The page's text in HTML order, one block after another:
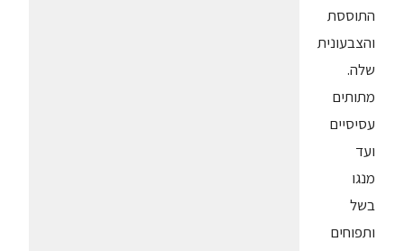
התוססת
והצבעונית
שלה.
מתותים
עסיסיים
ועד
מנגו
בשל
ותפוחים